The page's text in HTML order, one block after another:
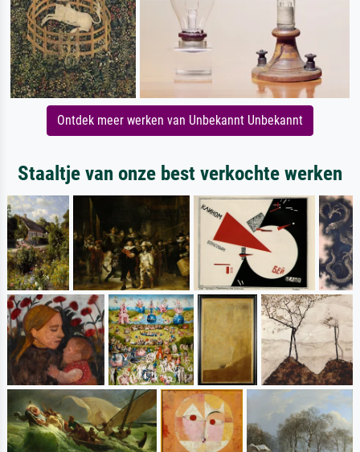
Ontdek meer werken van Unbekannt Unbekannt
Staaltje van onze best verkochte werken